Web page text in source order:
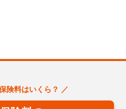
険料はいくら？ ／